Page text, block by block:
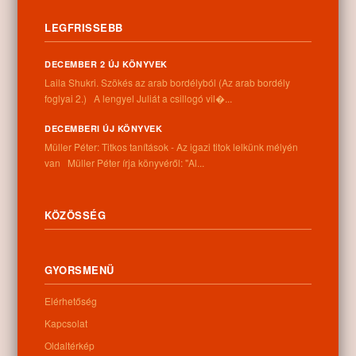
Dániel András: Egy kupac kufli (Kuflik 1.)
„Nem is kifli. Nem is ...
0
Gyermekeknek,
Márai Program IX.
LEGFRISSEBB
DECEMBER 2 ÚJ KÖNYVEK
Laila Shukri. Szökés ​az arab bordélyból (Az arab bordély
foglyai 2.) A lengyel Juliát a csillogó vil�...
DECEMBERI ÚJ KÖNYVEK
Müller Péter: Titkos tanítások - Az igazi titok lelkünk mélyén
van Müller Péter írja könyvéről: "Al...
KÖZÖSSÉG
GYORSMENÜ
Elérhetőség
Kapcsolat
Oldaltérkép